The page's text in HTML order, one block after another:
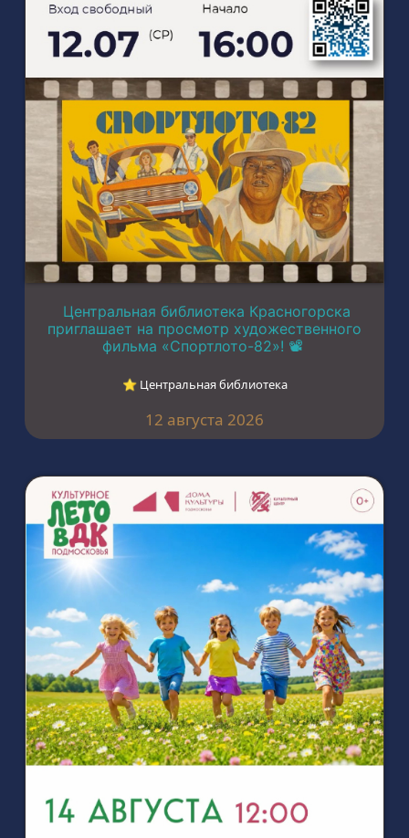
Центральная библиотека Красногорска
приглашает на просмотр художественного
фильма «Спортлото-82»! 📽️
⭐︎ Центральная библиотека
12 августа 2026